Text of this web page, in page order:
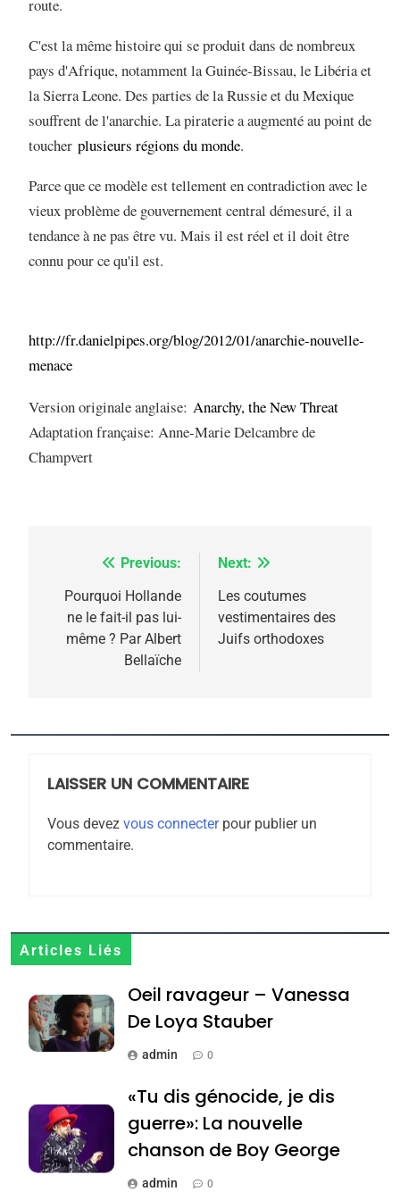
route.
C'est la même histoire qui se produit dans de nombreux
pays d'Afrique, notamment la Guinée-Bissau, le Libéria et
la Sierra Leone. Des parties de la Russie et du Mexique
souffrent de l'anarchie. La piraterie a augmenté au point de
toucher plusieurs régions du monde.
Parce que ce modèle est tellement en contradiction avec le
vieux problème de gouvernement central démesuré, il a
tendance à ne pas être vu. Mais il est réel et il doit être
connu pour ce qu'il est.
http://fr.danielpipes.org/blog/2012/01/anarchie-nouvelle-
menace
Version originale anglaise: Anarchy, the New Threat
Adaptation française: Anne-Marie Delcambre de
Champvert
Navigation
de
l’article
Previous:
Pourquoi Hollande
ne le fait-il pas lui-
même ? Par Albert
Bellaïche
Next:
Les coutumes
vestimentaires des
Juifs orthodoxes
LAISSER UN COMMENTAIRE
Vous devez vous connecterpour publier un
commentaire.
Articles Liés
Oeil ravageur – Vanessa
De Loya Stauber
admin 0
«Tu dis génocide, je dis
guerre»: La nouvelle
chanson de Boy George
admin 0
2025, l’année la plus
rapport d’ADL contre
FRANCE ISRAÉL
6
Zrihen-Dvir
7
Jacques Hadida
JUDAISME
Maroc : Les amandes de
Tafraout, le miel de Tadla
Azilal consacrés produits
du terroir
MAROC